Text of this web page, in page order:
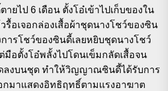
ยไป 6 เดือน ตั้งโอ๋เข้าไปเก็บของใน
รื้อเจอกล่องเสื้อผ้าชุดนางโชว์ของซิน
ารโชว์ของซินดี้เลยหยิบชุดนางโชว์
อตั้งโอ๋พลั้งไปโดนเข็มกลัดเสื้อจน
ลงบนชุด ทำให้วิญญาณซินดี้ได้รับการ
กมาแสดงอิทธิฤทธิ์ตามแรงอาฆาต